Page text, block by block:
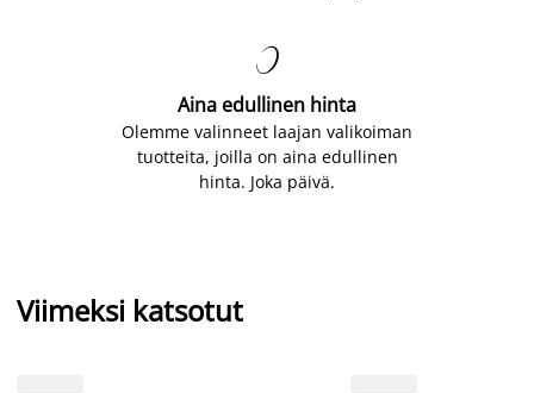

Aina edullinen hinta
Olemme valinneet laajan valikoiman
tuotteita, joilla on aina edullinen
hinta. Joka päivä.
Viimeksi katsotut